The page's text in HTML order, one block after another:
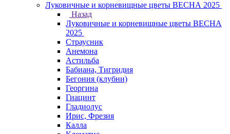
Луковичные и корневищные цветы ВЕСНА 2025
Назад
Луковичные и корневищные цветы ВЕСНА
2025
Страусник
Анемона
Астильба
Бабиана, Тигридия
Бегония (клубни)
Георгина
Гиацинт
Гладиолус
Ирис, Фрезия
Калла